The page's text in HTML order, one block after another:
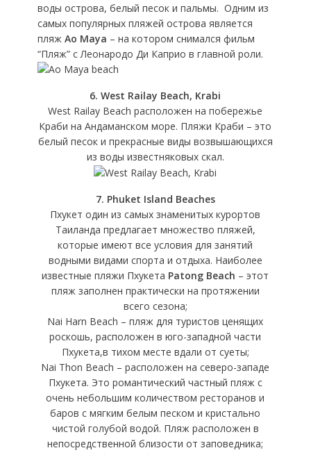
воды острова, белый песок и пальмы. Одним из
самых популярных пляжей острова является
пляж Ao Maya – на котором снимался фильм
“Пляж” с Леонародо Ди Каприо в главной роли.
6. West Railay Beach, Krabi
West Railay Beach расположен на побережье
Краби на Андаманском море. Пляжи Краби – это
белый песок и прекрасные виды возвышающихся
из воды известняковых скал.
7. Phuket Island Beaches
Пхукет один из самых знаменитых курортов
Таиланда предлагает множество пляжей,
которые имеют все условия для занятий
водными видами спорта и отдыха. Наиболее
известные пляжи Пхукета Patong Beach – этот
пляж заполнен практически на протяжении
всего сезона;
Nai Harn Beach – пляж для туристов ценящих
роскошь, расположен в юго-западной части
Пхукета,в тихом месте вдали от суеты;
Nai Thon Beach – расположен на северо-западе
Пхукета. Это романтический частный пляж с
очень небольшим количеством ресторанов и
баров с мягким белым песком и кристально
чистой голубой водой. Пляж расположен в
непосредственной близости от заповедника;